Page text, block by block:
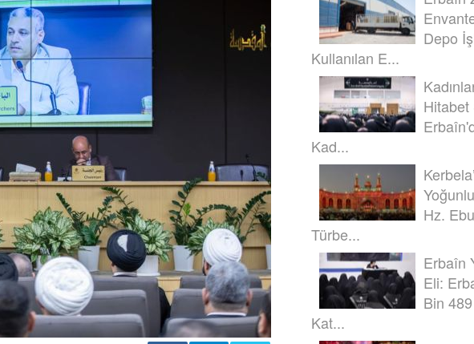
Depo
Kullanılan E...
Hitabet
Kad...
Hz.
Türbe...
Erbaîn
Eli:
Bin
Kat...